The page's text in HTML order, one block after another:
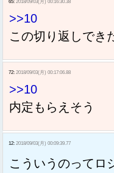
65: 2018/09/03(月) 00:16:30.38
>>10
この切り返しでき
72: 2018/09/03(月) 00:17:06.88
>>10
内定もらえそう
12: 2018/09/03(月) 00:09:39.77
こういうのってロ